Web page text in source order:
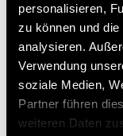
personalisieren,
zu können und
analysieren.
Verwendung
soziale Medien,
Partner führen
weiteren Daten